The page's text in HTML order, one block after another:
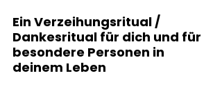
Ein Verzeihungsritual /
Dankesritual für dich und für
besondere Personen in
deinem Leben